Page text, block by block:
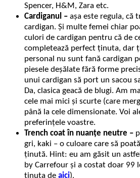
Spencer, H&M, Zara etc.
Cardiganul – așa este regula, că
cardigan. Și multe femei chiar
culori de cardigan pentru că de
completează perfect ținuta, dar
personal nu sunt fană cardigan
piesele deșălate fără forme
unui cardigan să port un sacou
Da, clasica geacă de blugi. Am
cele mai mici și scurte (care
până la cele dimensionate. Voi
preferințele voastre.
Trench coat în nuanțe neutre –
gri, kaki – o culoare care să
ținută. Hint: eu am găsit un
by Carrefour și a costat doar 99
ținuta de aici).